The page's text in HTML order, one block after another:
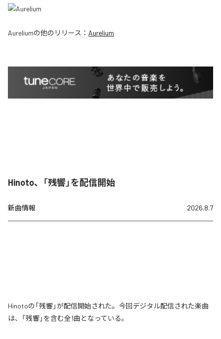
Aureliumの他のリリース： Aurelium
Hinoto、「残響」を配信開始
新曲情報 2026.8.7
Hinotoの「残響」が配信開始された。今回デジタル配信された楽曲
は、「残響」を含む全1曲となっている。